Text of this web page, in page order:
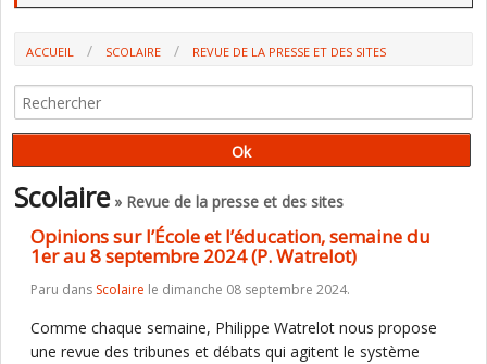
ACCUEIL SCOLAIRE REVUE DE LA PRESSE ET DES SITES
Scolaire» Revue de la presse et des sites
Opinions sur l’École et l’éducation, semaine du
1er au 8 septembre 2024 (P. Watrelot)
Paru dans Scolaire le dimanche 08 septembre 2024.
Comme chaque semaine, Philippe Watrelot nous propose
une revue des tribunes et débats qui agitent le système